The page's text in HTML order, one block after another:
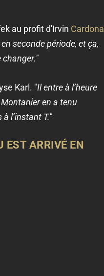
au profit d'Irvin Cardona
seconde période, et ça,
changer."
Karl. "Il entre à l’heure
en a tenu
l’instant T."
ARRIVÉ EN